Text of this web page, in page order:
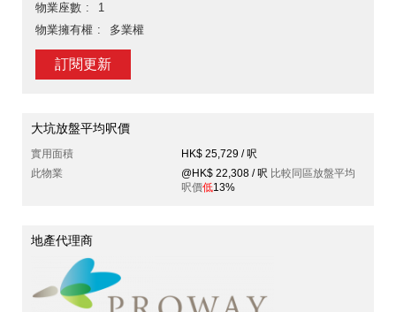
物業座數
1
物業擁有權
多業權
訂閱更新
大坑放盤平均呎價
實用面積
HK$ 25,729 / 呎
此物業
@HK$ 22,308 / 呎 比較同區放盤平均
呎價低13%
地產代理商